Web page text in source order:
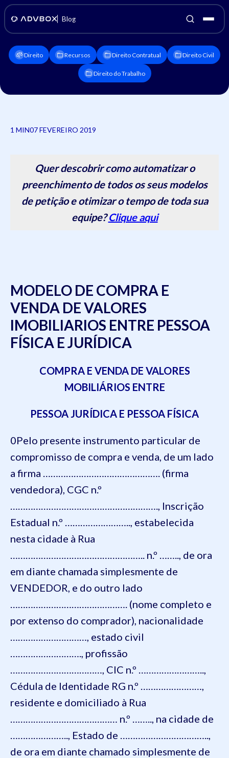
Blog
Direito Recursos Direito Contratual Direito Civil
Direito do Trabalho
1 MIN07 FEVEREIRO 2019
Quer descobrir como automatizar o
preenchimento de todos os seus modelos
de petição e otimizar o tempo de toda sua
equipe?Clique aqui
MODELO DE COMPRA E
VENDA DE VALORES
IMOBILIARIOS ENTRE PESSOA
FÍSICA E JURÍDICA
COMPRA E VENDA DE VALORES
MOBILIÁRIOS ENTRE
PESSOA JURÍDICA E PESSOA FÍSICA
0Pelo presente instrumento particular de
compromisso de compra e venda, de um lado
a firma ………………………………………. (firma
vendedora), CGC n.º
…………………………………………………., Inscrição
Estadual n.º …………………….., estabelecida
nesta cidade à Rua
…………………………………………….. n.º …….., de ora
em diante chamada simplesmente de
VENDEDOR, e do outro lado
………………………………………. (nome completo e
por extenso do comprador), nacionalidade
…………………………, estado civil
………………………., profissão
………………………………, CIC n.º ……………………..,
Cédula de Identidade RG n.º ……………………,
residente e domiciliado à Rua
…………………………………… n.º …….., na cidade de
………………….., Estado de ……………………………..,
de ora em diante chamado simplesmente de